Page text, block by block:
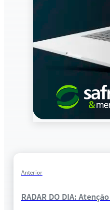
Anterior
RADAR DO DIA: